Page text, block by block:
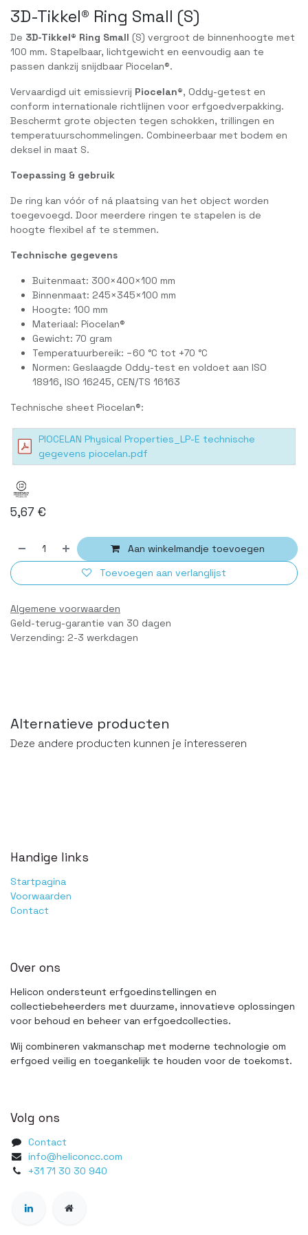
3D-Tikkel® Ring Small (S)
De 3D-Tikkel® Ring Small (S) vergroot de binnenhoogte met
100 mm. Stapelbaar, lichtgewicht en eenvoudig aan te
passen dankzij snijdbaar Piocelan®.
Vervaardigd uit emissievrij Piocelan®, Oddy-getest en
conform internationale richtlijnen voor erfgoedverpakking.
Beschermt grote objecten tegen schokken, trillingen en
temperatuurschommelingen. Combineerbaar met bodem en
deksel in maat S.
Toepassing & gebruik
De ring kan vóór of ná plaatsing van het object worden
toegevoegd. Door meerdere ringen te stapelen is de
hoogte flexibel af te stemmen.
Technische gegevens
Buitenmaat: 300×400×100 mm
Binnenmaat: 245×345×100 mm
Hoogte: 100 mm
Materiaal: Piocelan®
Gewicht: 70 gram
Temperatuurbereik: −60 °C tot +70 °C
Normen: Geslaagde Oddy-test en voldoet aan ISO
18916, ISO 16245, CEN/TS 16163
Technische sheet Piocelan®:
PIOCELAN Physical Properties_LP-E technische
gegevens piocelan.pdf
5,67 €
Aan winkelmandje toevoegen
Toevoegen aan verlanglijst
Algemene voorwaarden
Geld-terug-garantie van 30 dagen
Verzending: 2-3 werkdagen
Alternatieve producten
Deze andere producten kunnen je interesseren
Handige links
Startpagina
Voorwaarden
Contact
Over ons
Helicon ondersteunt erfgoedinstellingen en
collectiebeheerders met duurzame, innovatieve oplossingen
voor behoud en beheer van erfgoedcollecties.
Wij combineren vakmanschap met moderne technologie om
erfgoed veilig en toegankelijk te houden voor de toekomst.
Volg ons
Contact
info@heliconcc.com
+31 71 30 30 940